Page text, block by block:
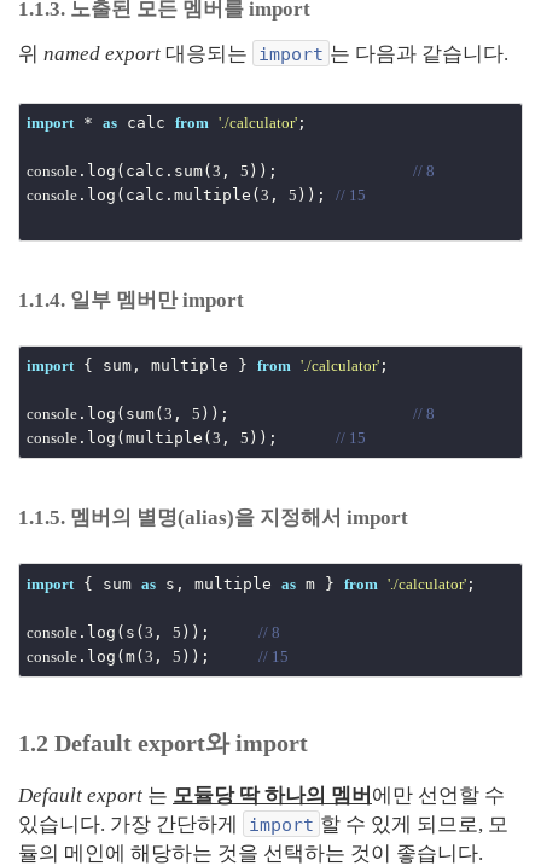
1.1.3. 노출된 모든 멤버를 import
위 named export 대응되는 import 는 다음과 같습니다.
import * as calc from './calculator' ;
console .log(calc.sum(3 , 5 )); // 8
console .log(calc.multiple(3 , 5 )); // 15
1.1.4. 일부 멤버만 import
import { sum, multiple } from './calculator' ;
console .log(sum(3 , 5 )); // 8
console .log(multiple(3 , 5 )); // 15
1.1.5. 멤버의 별명(alias)을 지정해서 import
import { sum as s, multiple as m } from './calculator' ;
console .log(s(3 , 5 )); // 8
console .log(m(3 , 5 )); // 15
1.2 Default export와 import
Default export 는 모듈당 딱 하나의 멤버 에만 선언할 수
있습니다. 가장 간단하게
import 할 수 있게 되므로, 모
듈의 메인에 해당하는 것을 선택하는 것이 좋습니다.